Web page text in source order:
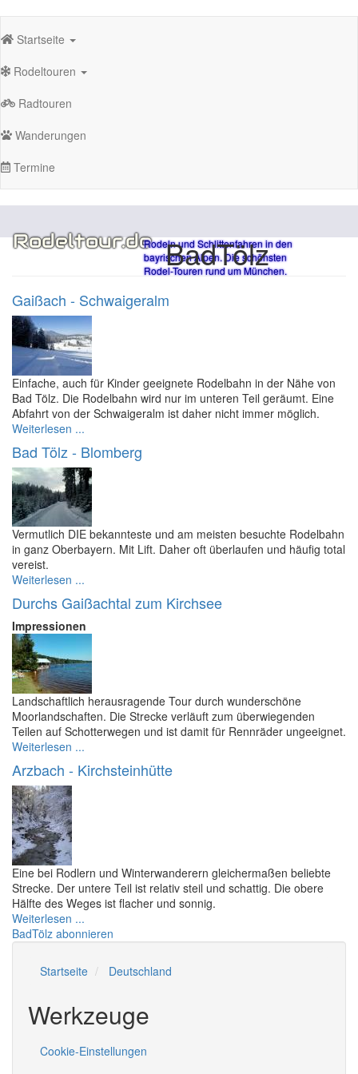
zum
Hauptnavigation
Startseite
Rodeltouren
Radtouren
Wanderungen
Termine
Rodeltour.deRodeln und Schlittenfahren in den
bayrischen Alpen. Die schönsten
Rodel-Touren rund um München.
BadTölz
Gaißach - Schwaigeralm
Einfache, auch für Kinder geeignete Rodelbahn in der Nähe von
Bad Tölz. Die Rodelbahn wird nur im unteren Teil geräumt. Eine
Abfahrt von der Schwaigeralm ist daher nicht immer möglich.
Weiterlesen ...
Bad Tölz - Blomberg
Vermutlich DIE bekannteste und am meisten besuchte Rodelbahn
in ganz Oberbayern. Mit Lift. Daher oft überlaufen und häufig total
vereist.
Weiterlesen ...
Durchs Gaißachtal zum Kirchsee
Impressionen
Landschaftlich herausragende Tour durch wunderschöne
Moorlandschaften. Die Strecke verläuft zum überwiegenden
Teilen auf Schotterwegen und ist damit für Rennräder ungeeignet.
Weiterlesen ...
Arzbach - Kirchsteinhütte
Eine bei Rodlern und Winterwanderern gleichermaßen beliebte
Strecke. Der untere Teil ist relativ steil und schattig. Die obere
Hälfte des Weges ist flacher und sonnig.
Weiterlesen ...
BadTölz abonnieren
Startseite Deutschland
Werkzeuge
Cookie-Einstellungen